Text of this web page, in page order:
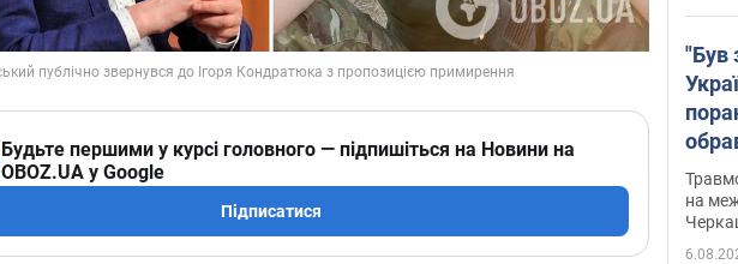
Будьте першими у курсі головного — підпишіться на Новини на
OBOZ.UA у Google
Підписатися
"Був
Фото
на